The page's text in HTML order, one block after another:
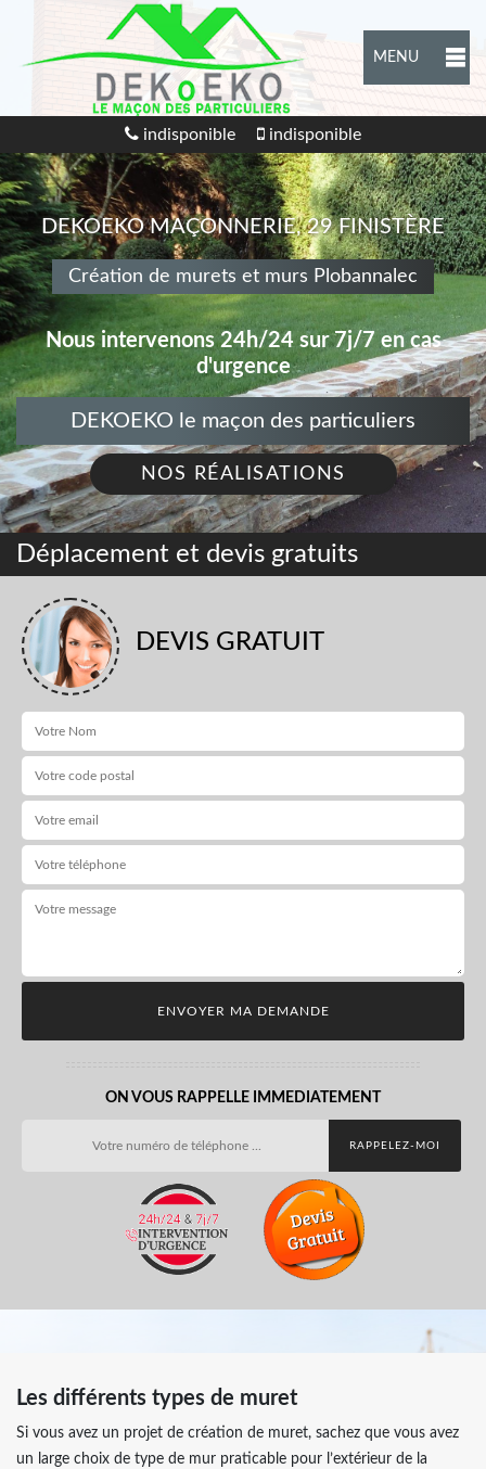
MENU
indisponible indisponible
DEKOEKO MAÇONNERIE, 29 FINISTÈRE
Création de murets et murs Plobannalec
Nous intervenons 24h/24 sur 7j/7 en cas
d'urgence
DEKOEKO le maçon des particuliers
NOS RÉALISATIONS
Déplacement et devis gratuits
DEVIS GRATUIT
ON VOUS RAPPELLE IMMEDIATEMENT
Les différents types de muret
Si vous avez un projet de création de muret, sachez que vous avez
un large choix de type de mur praticable pour l’extérieur de la